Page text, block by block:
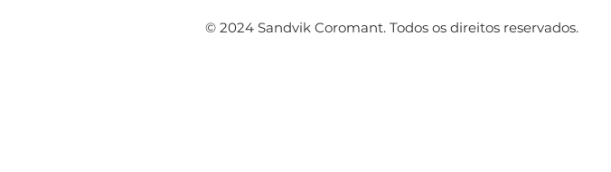
© 2024 Sandvik Coromant. Todos os direitos reservados.